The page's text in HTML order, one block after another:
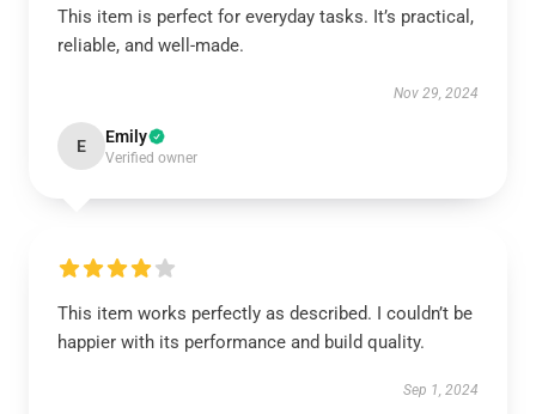
This item is perfect for everyday tasks. It’s practical,
reliable, and well-made.
Nov 29, 2024
E Emily
Verified owner
This item works perfectly as described. I couldn’t be
happier with its performance and build quality.
Sep 1, 2024